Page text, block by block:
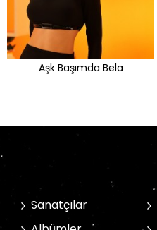
Aşk Başımda Bela
Sanatçılar